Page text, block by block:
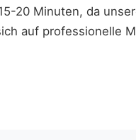
20 Minuten, da
auf professionelle